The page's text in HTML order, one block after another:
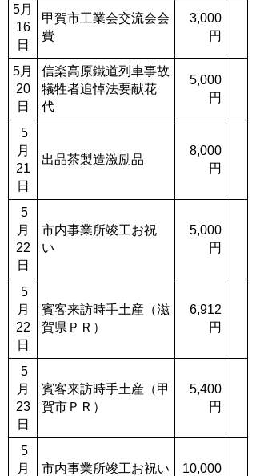
5月
16
日
甲賀市工業会交流会会
費
3,000
円
5月
20
日
信楽高原鐵道列車事故
犠牲者追悼法要献花
代
5,000
円
5
月
21
日
出品茶製造激励品
8,000
円
5
月
22
日
市内事業所竣工お祝
い
5,000
円
5
月
22
日
賓客来訪時手土産（滋
賀県ＰＲ）
6,912
円
5
月
23
日
賓客来訪時手土産（甲
賀市ＰＲ）
5,400
円
5
月
市内事業所竣工お祝い
10,000